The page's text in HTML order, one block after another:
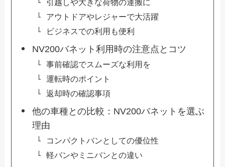
引越しや大きな荷物の運搬に
アウトドアやレジャーで大活躍
ビジネスでの利用も便利
NV200バネット利用時の注意点とコツ
事前確認でスムーズな利用を
運転時のポイント
返却時の確認事項
他の車種との比較：NV200バネットを選ぶ
理由
コンパクトバンとしての優位性
軽バンやミニバンとの違い